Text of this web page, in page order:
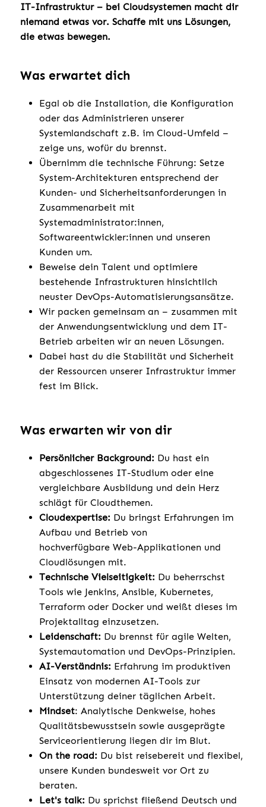
IT-Infrastruktur – bei Cloudsystemen macht dir
niemand etwas vor. Schaffe mit uns Lösungen,
die etwas bewegen.
Was erwartet dich
Egal ob die Installation, die Konfiguration
oder das Administrieren unserer
Systemlandschaft z.B. im Cloud-Umfeld –
zeige uns, wofür du brennst.
Übernimm die technische Führung: Setze
System-Architekturen entsprechend der
Kunden- und Sicherheitsanforderungen in
Zusammenarbeit mit
Systemadministrator:innen,
Softwareentwickler:innen und unseren
Kunden um.
Beweise dein Talent und optimiere
bestehende Infrastrukturen hinsichtlich
neuster DevOps-Automatisierungsansätze.
Wir packen gemeinsam an – zusammen mit
der Anwendungsentwicklung und dem IT-
Betrieb arbeiten wir an neuen Lösungen.
Dabei hast du die Stabilität und Sicherheit
der Ressourcen unserer Infrastruktur immer
fest im Blick.
Was erwarten wir von dir
Persönlicher Background: Du hast ein
abgeschlossenes IT-Studium oder eine
vergleichbare Ausbildung und dein Herz
schlägt für Cloudthemen.
Cloudexpertise: Du bringst Erfahrungen im
Aufbau und Betrieb von
hochverfügbare Web-Applikationen und
Cloudlösungen mit.
Technische Vielseitigkeit: Du beherrschst
Tools wie Jenkins, Ansible, Kubernetes,
Terraform oder Docker und weißt dieses im
Projektalltag einzusetzen.
Leidenschaft: Du brennst für agile Welten,
Systemautomation und DevOps-Prinzipien.
AI-Verständnis: Erfahrung im produktiven
Einsatz von modernen AI-Tools zur
Unterstützung deiner täglichen Arbeit.
Mindset: Analytische Denkweise, hohes
Qualitätsbewusstsein sowie ausgeprägte
Serviceorientierung liegen dir im Blut.
On the road: Du bist reisebereit und flexibel,
unsere Kunden bundesweit vor Ort zu
beraten.
Let's talk: Du sprichst fließend Deutsch und